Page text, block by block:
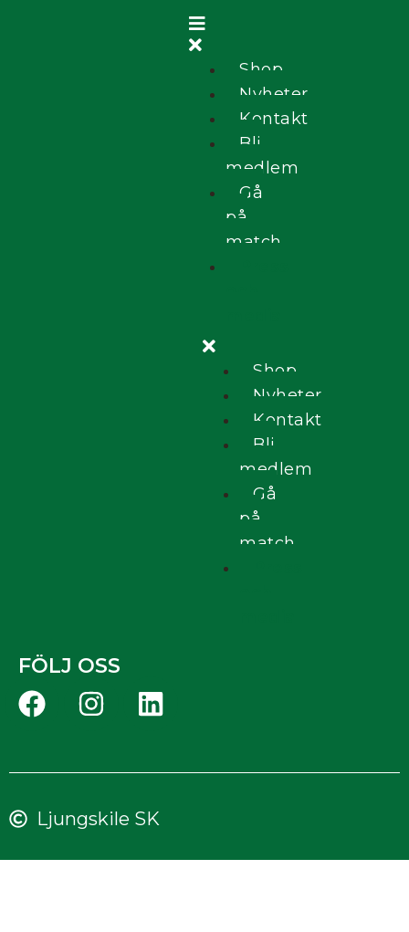
Shop
Nyheter
Kontakt
Bli
medlem
Gå
på
match
Shop
Nyheter
Kontakt
Bli
medlem
Gå
på
match
FÖLJ OSS
Ljungskile SK